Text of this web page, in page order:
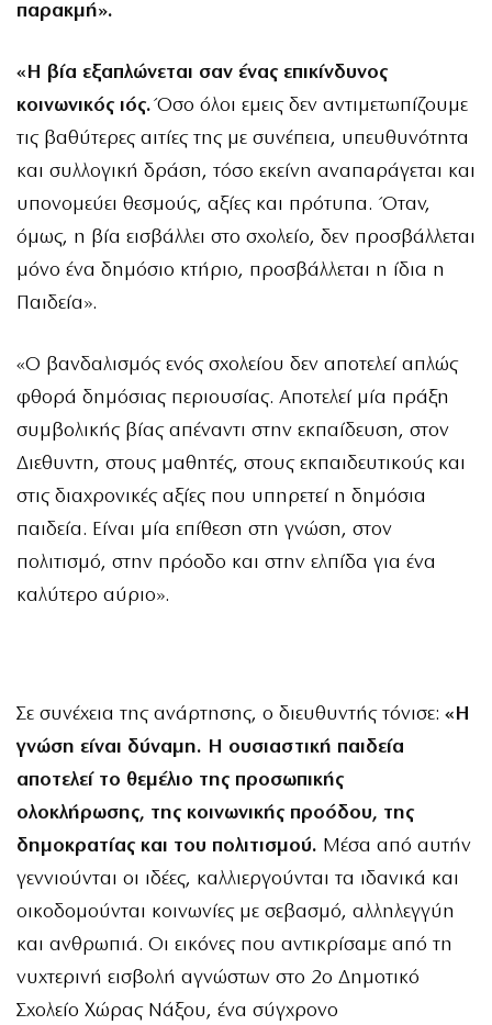
παρακμή».
«Η βία εξαπλώνεται σαν ένας επικίνδυνος
κοινωνικός ιός.Όσο όλοι εμεις δεν αντιμετωπίζουμε
τις βαθύτερες αιτίες της με συνέπεια, υπευθυνότητα
και συλλογική δράση, τόσο εκείνη αναπαράγεται και
υπονομεύει θεσμούς, αξίες και πρότυπα. Όταν,
όμως, η βία εισβάλλει στο σχολείο, δεν προσβάλλεται
μόνο ένα δημόσιο κτήριο, προσβάλλεται η ίδια η
Παιδεία».
«Ο βανδαλισμός ενός σχολείου δεν αποτελεί απλώς
φθορά δημόσιας περιουσίας. Αποτελεί μία πράξη
συμβολικής βίας απέναντι στην εκπαίδευση, στον
Διεθυντη, στους μαθητές, στους εκπαιδευτικούς και
στις διαχρονικές αξίες που υπηρετεί η δημόσια
παιδεία. Είναι μία επίθεση στη γνώση, στον
πολιτισμό, στην πρόοδο και στην ελπίδα για ένα
καλύτερο αύριο».
Σε συνέχεια της ανάρτησης, ο διευθυντής τόνισε: «Η
γνώση είναι δύναμη. Η ουσιαστική παιδεία
αποτελεί το θεμέλιο της προσωπικής
ολοκλήρωσης, της κοινωνικής προόδου, της
δημοκρατίας και του πολιτισμού. Μέσα από αυτήν
γεννιούνται οι ιδέες, καλλιεργούνται τα ιδανικά και
οικοδομούνται κοινωνίες με σεβασμό, αλληλεγγύη
και ανθρωπιά. Οι εικόνες που αντικρίσαμε από τη
νυχτερινή εισβολή αγνώστων στο 2ο Δημοτικό
Σχολείο Χώρας Νάξου, ένα σύγχρονο